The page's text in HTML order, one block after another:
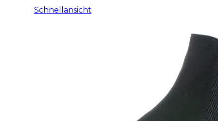
Schnellansicht